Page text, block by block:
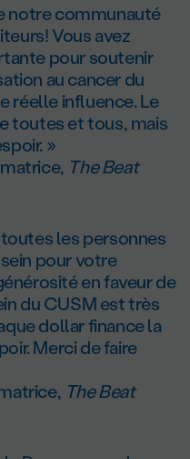
notre communauté
Vous avez
pour soutenir
au cancer du
réelle influence. Le
toutes et tous, mais
»
The Beat
les personnes
pour votre
en faveur de
du CUSM est très
dollar finance la
Merci de faire
The Beat